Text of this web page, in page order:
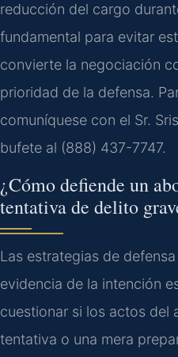
reducción del cargo
fundamental para evitar
convierte la negociación
prioridad de la defensa.
comuníquese con el Sr.
bufete al (888) 437-7747.
¿Cómo defiende un
tentativa de delito
Las estrategias de
evidencia de la intención
cuestionar si los actos del
tentativa o una mera